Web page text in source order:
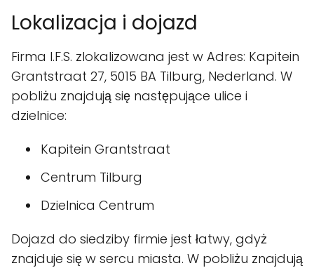
Lokalizacja i dojazd
Firma I.F.S. zlokalizowana jest w Adres: Kapitein
Grantstraat 27, 5015 BA Tilburg, Nederland. W
pobliżu znajdują się następujące ulice i
dzielnice:
Kapitein Grantstraat
Centrum Tilburg
Dzielnica Centrum
Dojazd do siedziby firmie jest łatwy, gdyż
znajduje się w sercu miasta. W pobliżu znajdują